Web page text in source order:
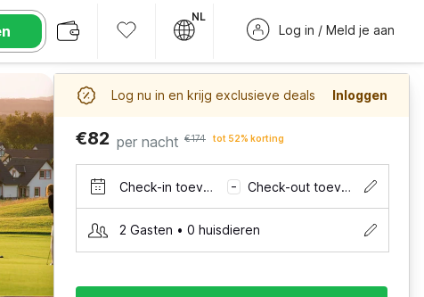
NL
Log in / Meld je aan
Log nu in en krijg exclusieve deals Inloggen
€82 per nacht €174 tot 52% korting
Check-in toevoegen – Check-out toevoegen
2 Gasten • 0 huisdieren